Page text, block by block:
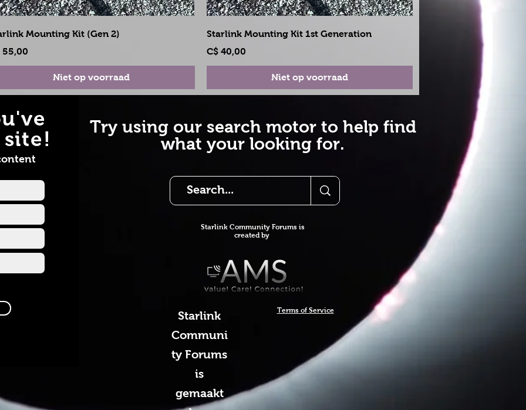
Snel overzicht
Mounting Kit (Gen 2)
55,00
Niet op voorraad
Snel overzicht
Starlink Mounting Kit 1st Generation
Prijs
C$ 40,00
Niet op voorraad
Try using our search motor to help find
what your looking for.
Starlink Community Forums is
created by
Starlink
Communi
ty Forums
is
gemaakt
Terms of Service